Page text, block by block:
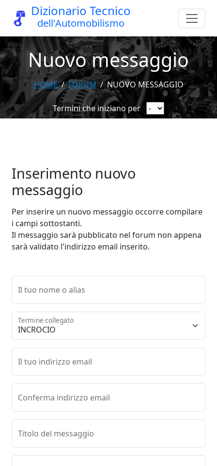
Dizionario Tecnico
dell'Automobilismo
Nuovo messaggio
HOME FORUM NUOVO MESSAGGIO
Termini che iniziano per
Inserimento nuovo
messaggio
Per inserire un nuovo messaggio occorre compilare
i campi sottostanti.
Il messaggio sarà pubblicato nel forum non appena
sarà validato l'indirizzo email inserito.
Il tuo nome o alias
Termine collegato
Il tuo indirizzo email
Conferma indirizzo email
Titolo del messaggio